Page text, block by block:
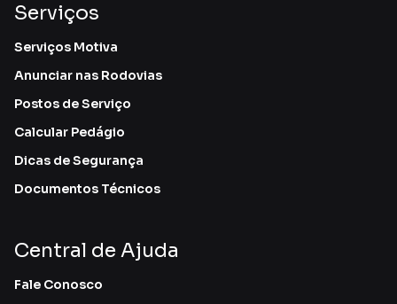
Serviços
Serviços Motiva
Anunciar nas Rodovias
Postos de Serviço
Calcular Pedágio
Dicas de Segurança
Documentos Técnicos
Central de Ajuda
Fale Conosco